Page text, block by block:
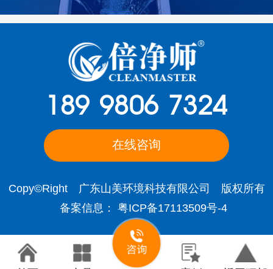
189 9806 7324
在线咨询
Copy©Right 广东山美环境科技有限公司 版权所有
备案信息： 粤ICP备17113509号-4